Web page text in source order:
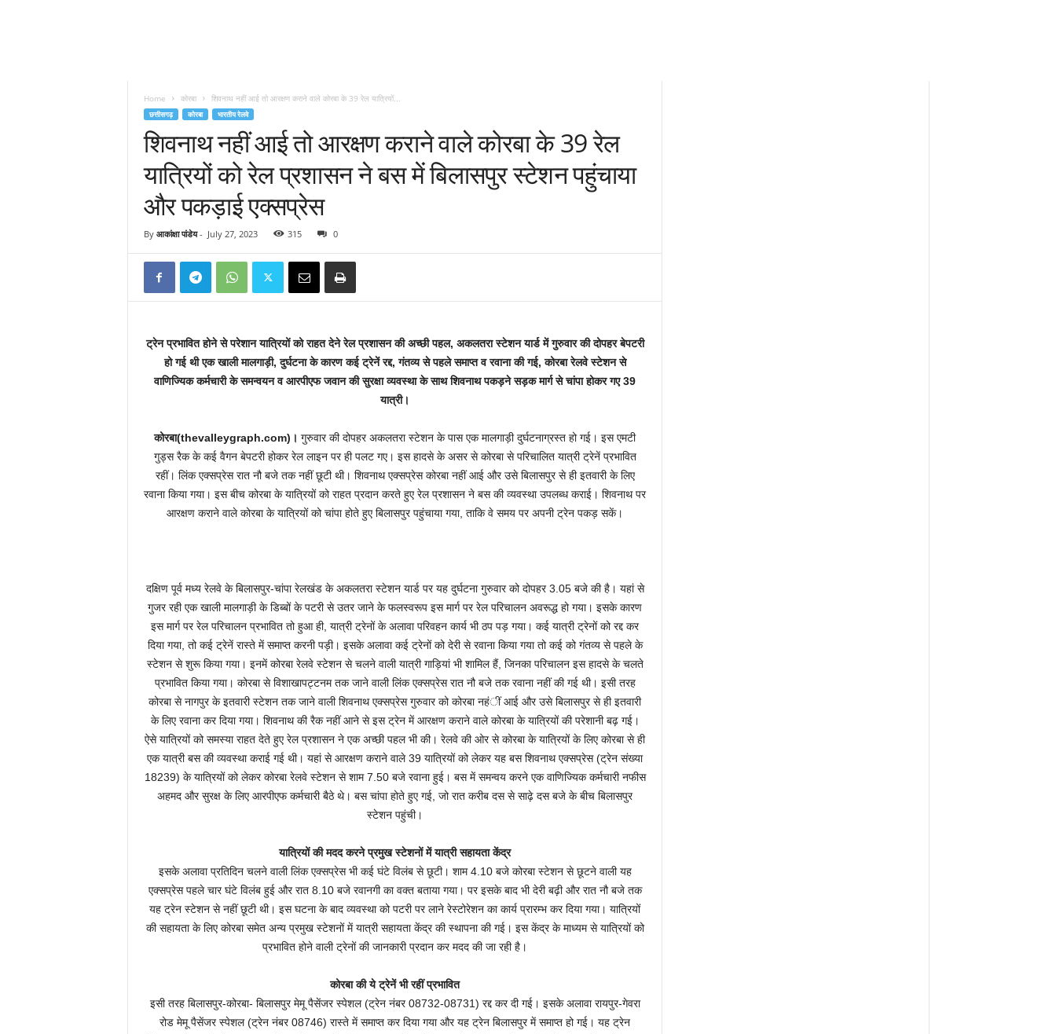
Home कोरबा शिवनाथ नहीं आई तो आरक्षण कराने वाले कोरबा के 39 रेल यात्रियों...
छत्तीसगढ़ कोरबा भारतीय रेलवे
शिवनाथ नहीं आई तो आरक्षण कराने वाले कोरबा के 39 रेल
यात्रियों को रेल प्रशासन ने बस में बिलासपुर स्टेशन पहुंचाया
और पकड़ाई एक्सप्रेस
By आकांक्षा पांडेय- July 27, 2023 315 0
ट्रेन प्रभावित होने से परेशान यात्रियों को राहत देने रेल प्रशासन की अच्छी पहल, अकलतरा स्टेशन यार्ड में गुरुवार की दोपहर बेपटरी
हो गई थी एक खाली मालगाड़ी, दुर्घटना के कारण कई ट्रेनें रद्द, गंतव्य से पहले समाप्त व रवाना की गई, कोरबा रेलवे स्टेशन से
वाणिज्यिक कर्मचारी के समन्वयन व आरपीएफ जवान की सुरक्षा व्यवस्था के साथ शिवनाथ पकड़ने सड़क मार्ग से चांपा होकर गए 39
यात्री।
कोरबा(thevalleygraph.com)। गुरुवार की दोपहर अकलतरा स्टेशन के पास एक मालगाड़ी दुर्घटनाग्रस्त हो गई। इस एमटी
गुड्स रैक के कई वैगन बेपटरी होकर रेल लाइन पर ही पलट गए। इस हादसे के असर से कोरबा से परिचालित यात्री ट्रेनें प्रभावित
रहीं। लिंक एक्सप्रेस रात नौ बजे तक नहीं छूटी थी। शिवनाथ एक्सप्रेस कोरबा नहीं आई और उसे बिलासपुर से ही इतवारी के लिए
रवाना किया गया। इस बीच कोरबा के यात्रियों को राहत प्रदान करते हुए रेल प्रशासन ने बस की व्यवस्था उपलब्ध कराई। शिवनाथ पर
आरक्षण कराने वाले कोरबा के यात्रियों को चांपा होते हुए बिलासपुर पहुंचाया गया, ताकि वे समय पर अपनी ट्रेन पकड़ सकें।
दक्षिण पूर्व मध्य रेलवे के बिलासपुर-चांपा रेलखंड के अकलतरा स्टेशन यार्ड पर यह दुर्घटना गुरुवार को दोपहर 3.05 बजे की है। यहां से
गुजर रही एक खाली मालगाड़ी के डिब्बों के पटरी से उतर जाने के फलस्वरूप इस मार्ग पर रेल परिचालन अवरूद्ध हो गया। इसके कारण
इस मार्ग पर रेल परिचालन प्रभावित तो हुआ ही, यात्री ट्रेनों के अलावा परिवहन कार्य भी ठप पड़ गया। कई यात्री ट्रेनों को रद्द कर
दिया गया, तो कई ट्रेनें रास्ते में समाप्त करनी पड़ी। इसके अलावा कई ट्रेनों को देरी से रवाना किया गया तो कई को गंतव्य से पहले के
स्टेशन से शुरू किया गया। इनमें कोरबा रेलवे स्टेशन से चलने वाली यात्री गाड़ियां भी शामिल हैं, जिनका परिचालन इस हादसे के चलते
प्रभावित किया गया। कोरबा से विशाखापट्टनम तक जाने वाली लिंक एक्सप्रेस रात नौ बजे तक रवाना नहीं की गई थी। इसी तरह
कोरबा से नागपुर के इतवारी स्टेशन तक जाने वाली शिवनाथ एक्सप्रेस गुरुवार को कोरबा नहंीं आई और उसे बिलासपुर से ही इतवारी
के लिए रवाना कर दिया गया। शिवनाथ की रैक नहीं आने से इस ट्रेन में आरक्षण कराने वाले कोरबा के यात्रियों की परेशानी बढ़ गई।
ऐसे यात्रियों को समस्या राहत देते हुए रेल प्रशासन ने एक अच्छी पहल भी की। रेलवे की ओर से कोरबा के यात्रियों के लिए कोरबा से ही
एक यात्री बस की व्यवस्था कराई गई थी। यहां से आरक्षण कराने वाले 39 यात्रियों को लेकर यह बस शिवनाथ एक्सप्रेस (ट्रेन संख्या
18239) के यात्रियों को लेकर कोरबा रेलवे स्टेशन से शाम 7.50 बजे रवाना हुई। बस में समन्वय करने एक वाणिज्यिक कर्मचारी नफीस
अहमद और सुरक्ष के लिए आरपीएफ कर्मचारी बैठे थे। बस चांपा होते हुए गई, जो रात करीब दस से साढ़े दस बजे के बीच बिलासपुर
स्टेशन पहुंची।
यात्रियों की मदद करने प्रमुख स्टेशनों में यात्री सहायता केंद्र
इसके अलावा प्रतिदिन चलने वाली लिंक एक्सप्रेस भी कई घंटे विलंब से छूटी। शाम 4.10 बजे कोरबा स्टेशन से छूटने वाली यह
एक्सप्रेस पहले चार घंटे विलंब हुई और रात 8.10 बजे रवानगी का वक्त बताया गया। पर इसके बाद भी देरी बढ़ी और रात नौ बजे तक
यह ट्रेन स्टेशन से नहीं छूटी थी। इस घटना के बाद व्यवस्था को पटरी पर लाने रेस्टोरेशन का कार्य प्रारम्भ कर दिया गया। यात्रियों
की सहायता के लिए कोरबा समेत अन्य प्रमुख स्टेशनों में यात्री सहायता केंद्र की स्थापना की गई। इस केंद्र के माध्यम से यात्रियों को
प्रभावित होने वाली ट्रेनों की जानकारी प्रदान कर मदद की जा रही है।
कोरबा की ये ट्रेनें भी रहीं प्रभावित
इसी तरह बिलासपुर-कोरबा- बिलासपुर मेमू पैसेंजर स्पेशल (ट्रेन नंबर 08732-08731) रद्द कर दी गई। इसके अलावा रायपुर-गेवरा
रोड मेमू पैसेंजर स्पेशल (ट्रेन नंबर 08746) रास्ते में समाप्त कर दिया गया और यह ट्रेन बिलासपुर में समाप्त हो गई। यह ट्रेन